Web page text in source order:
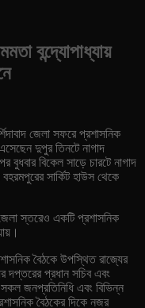
বন্দ্যোপাধ্যায়
জেলা সফরে প্রশাসনিক
দুপুর তিনটে নাগাদ
বুধবার বিকেল সাড়ে চারটে নাগাদ
সার্কিট হাউস থেকে
জেলা স্তরেও একটি প্রশাসনিক
বৈঠকে উপস্থিত রাজ্যের
দপ্তরের প্রধান সচিব এবং
জনপ্রতিনিধি এবং বিভিন্ন
বৈঠকের দিকে নজর